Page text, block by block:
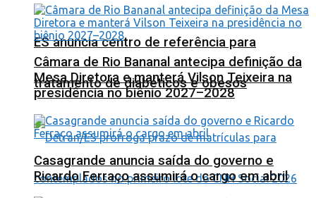
ES anuncia centro de referência para
tratamento de diabéticos e obesos
Câmara de Rio Bananal antecipa definição da
Mesa Diretora e manterá Vilson Teixeira na
presidência no biênio 2027–2028
Casagrande anuncia saída do governo e
Ricardo Ferraço assumirá o cargo em abril